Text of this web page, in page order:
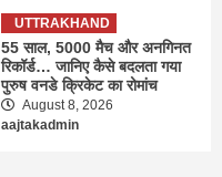
UTTRAKHAND
55 साल, 5000 मैच और अनगिनत
रिकॉर्ड… जानिए कैसे बदलता गया
पुरुष वनडे क्रिकेट का रोमांच
August 8, 2026
aajtakadmin